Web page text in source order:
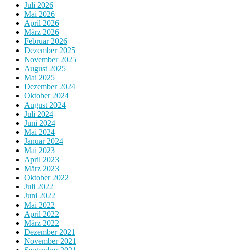
Juli 2026
Mai 2026
April 2026
März 2026
Februar 2026
Dezember 2025
November 2025
August 2025
Mai 2025
Dezember 2024
Oktober 2024
August 2024
Juli 2024
Juni 2024
Mai 2024
Januar 2024
Mai 2023
April 2023
März 2023
Oktober 2022
Juli 2022
Juni 2022
Mai 2022
April 2022
März 2022
Dezember 2021
November 2021